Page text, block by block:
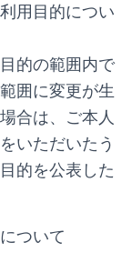
用目的につい
的の範囲内で
囲に変更が生
合は、ご本人
いただいたう
的を公表した
ついて